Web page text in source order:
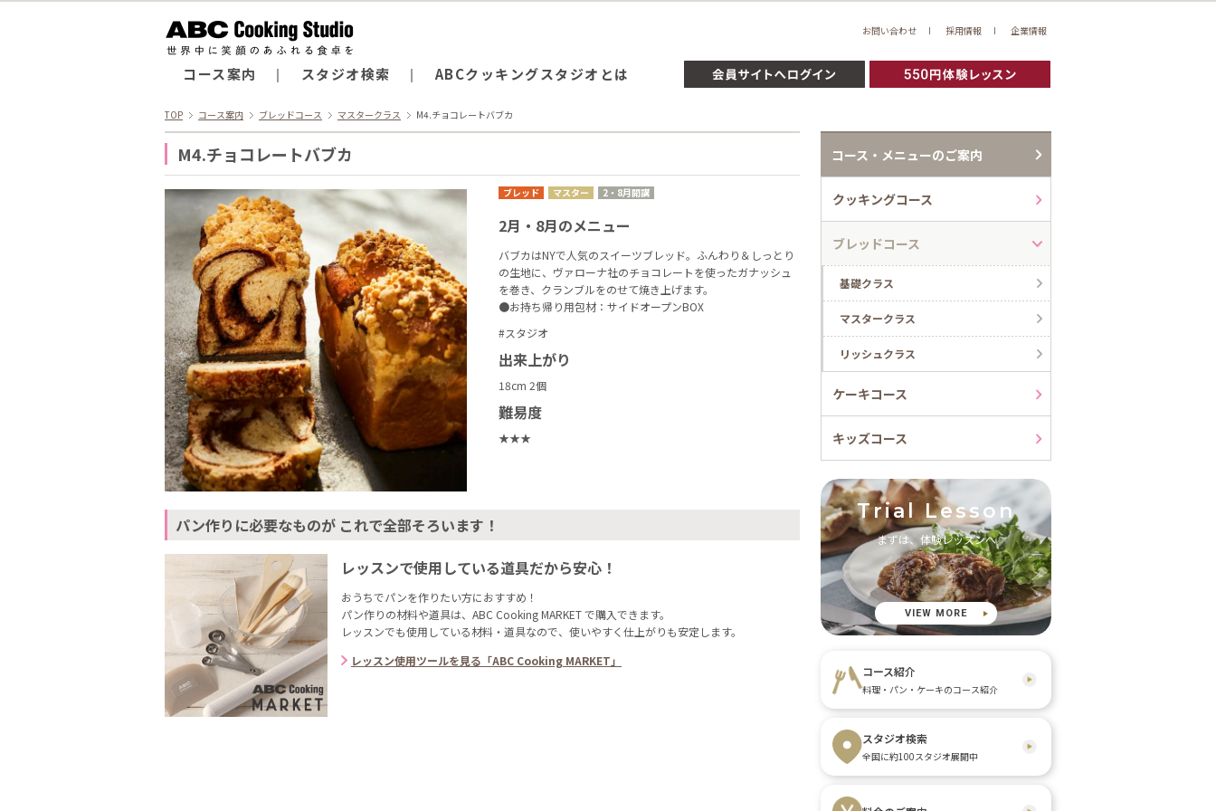
コース案内 スタジオ検索 ABCクッキングスタジオとは
お問い合わせ 採用情報 企業情報
TOP コース案内 ブレッドコース マスタークラス M4.チョコレートバブカ
M4.チョコレートバブカ
ブレッド マスター 2・8月開講
2月・8月のメニュー
バブカはNYで人気のスイーツブレッド。ふんわり＆しっとり
の生地に、ヴァローナ社のチョコレートを使ったガナッシュ
を巻き、クランブルをのせて焼き上げます。
●お持ち帰り用包材：サイドオープンBOX
#スタジオ
出来上がり
18cm 2個
難易度
★★★
パン作りに必要なものが これで全部そろいます！
レッスンで使用している道具だから安心！
おうちでパンを作りたい方におすすめ！
パン作りの材料や道具は、ABC Cooking MARKET で購入できます。
レッスンでも使用している材料・道具なので、使いやすく仕上がりも安定します。
レッスン使用ツールを見る「ABC Cooking MARKET」
コース・メニューのご案内
クッキングコース
ブレッドコース
基礎クラス
マスタークラス
リッシュクラス
ケーキコース
キッズコース
Trial Lesson
まずは、体験レッスンへ
VIEW MORE
コース紹介
料理・パン・ケーキのコース紹介
スタジオ検索
全国に約100スタジオ展開中